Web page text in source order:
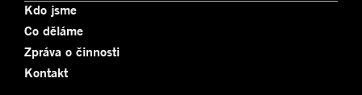
Kdo jsme
Co děláme
Zpráva o činnosti
Kontakt